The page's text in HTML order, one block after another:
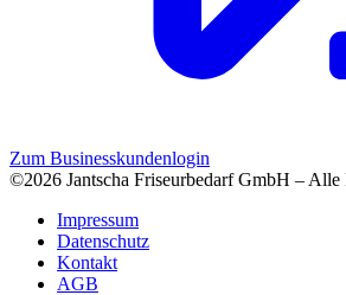
Zum Businesskundenlogin
©2026 Jantscha Friseurbedarf GmbH – Alle
Impressum
Datenschutz
Kontakt
AGB